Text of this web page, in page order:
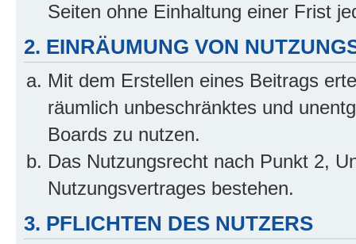
Seiten ohne Einhaltung einer Frist
2. EINRÄUMUNG VON
Mit dem Erstellen eines Beitrags
räumlich unbeschränktes und
Boards zu nutzen.
Das Nutzungsrecht nach Punkt 2,
Nutzungsvertrages bestehen.
3. PFLICHTEN DES NUTZERS